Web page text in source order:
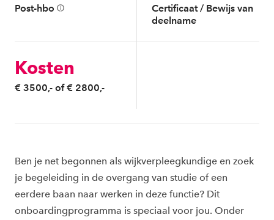
Post-hbo
Certificaat / Bewijs van
deelname
Kosten
€ 3500,- of € 2800,-
Ben je net begonnen als wijkverpleegkundige en zoek
je begeleiding in de overgang van studie of een
eerdere baan naar werken in deze functie? Dit
onboardingprogramma is speciaal voor jou. Onder